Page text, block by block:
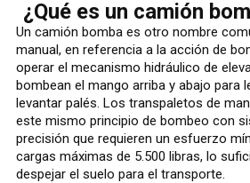
¿Qué es un camión
Un camión bomba es otro nombre
manual, en referencia a la acción de
operar el mecanismo hidráulico de
bombean el mango arriba y abajo para
levantar palés. Los transpaletos de
este mismo principio de bombeo con
precisión que requieren un esfuerzo
cargas máximas de 5.500 libras, lo
despejar el suelo para el transporte.